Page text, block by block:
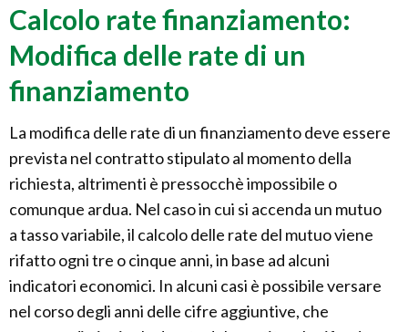
Calcolo rate finanziamento:
Modifica delle rate di un
finanziamento
La modifica delle rate di un finanziamento deve essere
prevista nel contratto stipulato al momento della
richiesta, altrimenti è pressocchè impossibile o
comunque ardua. Nel caso in cui si accenda un mutuo
a tasso variabile, il calcolo delle rate del mutuo viene
rifatto ogni tre o cinque anni, in base ad alcuni
indicatori economici. In alcuni casi è possibile versare
nel corso degli anni delle cifre aggiuntive, che